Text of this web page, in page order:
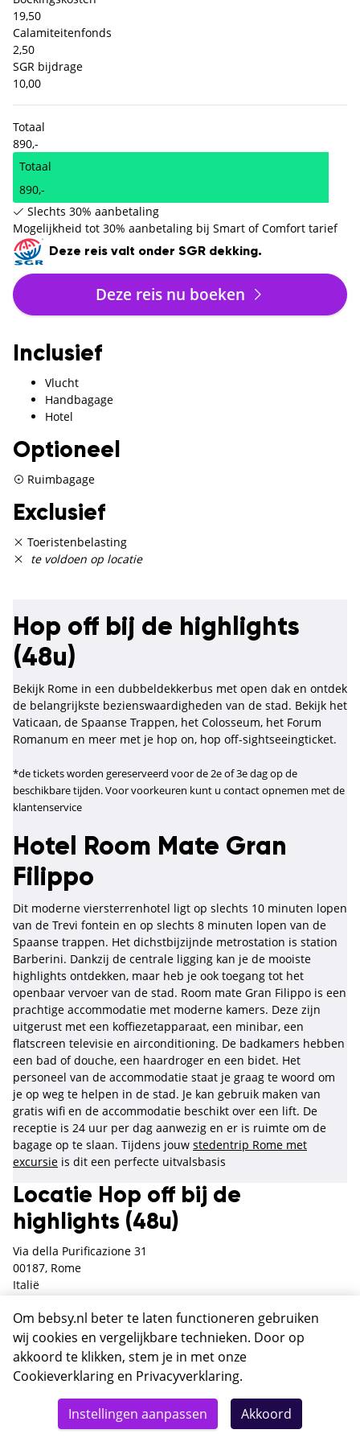
19,50
Calamiteitenfonds
2,50
SGR bijdrage
10,00
Totaal
890,-
Totaal
890,-
Slechts 30% aanbetaling
Mogelijkheid tot 30% aanbetaling bij Smart of Comfort tarief
Deze reis valt onder SGR dekking.
Deze reis nu boeken
Inclusief
Vlucht
Handbagage
Hotel
Optioneel
Ruimbagage
Exclusief
Toeristenbelasting
te voldoen op locatie
Hop off bij de highlights
(48u)
Bekijk Rome in een dubbeldekkerbus met open dak en ontdek
de belangrijkste bezienswaardigheden van de stad. Bekijk het
Vaticaan, de Spaanse Trappen, het Colosseum, het Forum
Romanum en meer met je hop on, hop off-sightseeingticket.
*de tickets worden gereserveerd voor de 2e of 3e dag op de
beschikbare tijden. Voor voorkeuren kunt u contact opnemen met de
klantenservice
Hotel Room Mate Gran
Filippo
Dit moderne viersterrenhotel ligt op slechts 10 minuten lopen
van de Trevi fontein en op slechts 8 minuten lopen van de
Spaanse trappen. Het dichstbijzijnde metrostation is station
Barberini. Dankzij de centrale ligging kan je de mooiste
highlights ontdekken, maar heb je ook toegang tot het
openbaar vervoer van de stad. Room mate Gran Filippo is een
prachtige accommodatie met moderne kamers. Deze zijn
uitgerust met een koffiezetapparaat, een minibar, een
flatscreen televisie en airconditioning. De badkamers hebben
een bad of douche, een haardroger en een bidet. Het
personeel van de accommodatie staat je graag te woord om
je op weg te helpen in de stad. Je kan gebruik maken van
gratis wifi en de accommodatie beschikt over een lift. De
receptie is 24 uur per dag aanwezig en er is ruimte om de
bagage op te slaan. Tijdens jouw stedentrip Rome met
excursie is dit een perfecte uitvalsbasis
Locatie Hop off bij de
highlights (48u)
Via della Purificazione 31
00187, Rome
Italië
Op 500 meter van de Spaanse trappen
Op 750 meter van de Trevi fontein
Op 1,4 kilometer van het Pantheon
Op 2,1 kilometer van het Colosseum
Op 3,5 kilometer van Vaticaanstad
Op 34 kilometer van luchthaven Rome Fiumicino
Details Deze reis nu boeken
Om bebsy.nl beter te laten functioneren gebruiken
wij cookies en vergelijkbare technieken. Door op
akkoord te klikken, stem je in met onze
Cookieverklaring en Privacyverklaring.
Instellingen aanpassen Akkoord